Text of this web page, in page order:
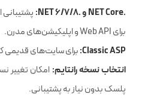
‏.NET Core و ‏.NET 6/7/8:
برای Web API و اپلیکیشن‌های مدرن.
Classic ASP: برای سایت‌های قدیمی
انتخاب نسخه رانتایم:
پلسک بدون نیاز به پشتیبانی.